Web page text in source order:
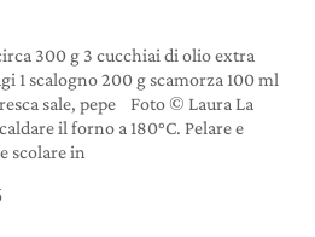
300 g 3 cucchiai di olio extra
1 scalogno 200 g scamorza 100 ml
sale, pepe Foto © Laura La
il forno a 180°C. Pelare e
scolare in